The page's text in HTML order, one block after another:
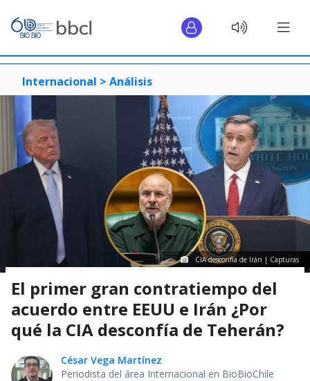
Internacional > Análisis
CIA desconfía de Irán | Capturas
El primer gran contratiempo del
acuerdo entre EEUU e Irán ¿Por
qué la CIA desconfía de Teherán?
César Vega Martínez
Periodista del área Internacional en BioBioChile